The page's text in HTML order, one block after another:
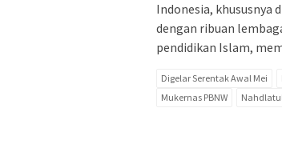
Indonesia, khususnya
dengan ribuan
pendidikan Islam,
Digelar Serentak Awal Mei
Mukernas PBNW